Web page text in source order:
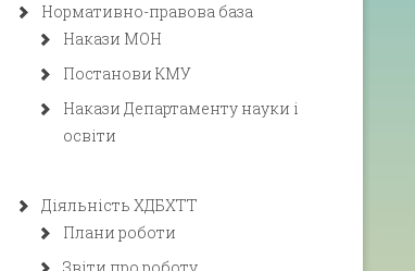
Нормативно-правова база
Накази МОН
Постанови КМУ
Накази Департаменту науки і
освіти
Діяльність ХДБХТТ
Плани роботи